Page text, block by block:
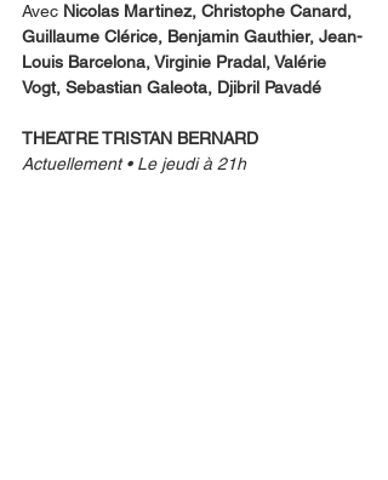
Avec Nicolas Martinez, Christophe Canard,
Guillaume Clérice, Benjamin Gauthier, Jean-
Louis Barcelona, Virginie Pradal, Valérie
Vogt, Sebastian Galeota, Djibril Pavadé
THEATRE TRISTAN BERNARD
Actuellement • Le jeudi à 21h